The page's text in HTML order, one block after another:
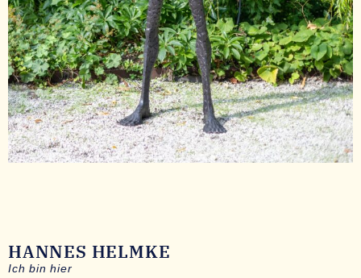
HANNES HELMKE
Ich bin hier